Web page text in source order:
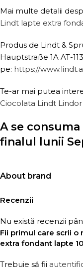
Mai multe detalii
Lindt lapte extra
Produs de Lindt &
Hauptstraße 1A AT-
pe: https://
Te-ar mai putea
Ciocolata Lindt
A se
finalul lunii
About brand
Recenzii
Nu există recenzii
Fii primul care scrii o
extra fondant lapte
Trebuie să fii